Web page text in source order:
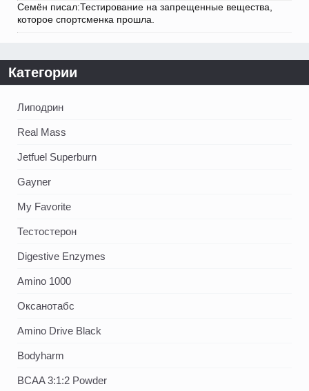
Семён писал:Тестирование на запрещенные вещества,
которое спортсменка прошла.
Категории
Липодрин
Real Mass
Jetfuel Superburn
Gayner
My Favorite
Тестостерон
Digestive Enzymes
Amino 1000
Оксанотабс
Amino Drive Black
Bodyharm
BCAA 3:1:2 Powder